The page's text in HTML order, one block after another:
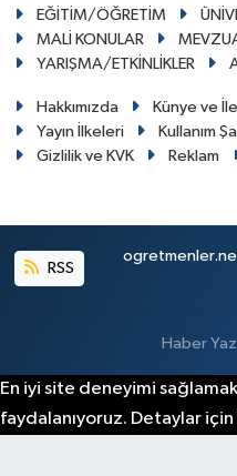
EĞİTİM/ÖĞRETİM
MALİ KONULAR
YARIŞMA/ETKİNLİKLER
Hakkımızda Künye ve
Yayın İlkeleri
Kullanım
Gizlilik ve KVK
Reklam
RSS
Haber
En iyi site deneyimi
faydalanıyoruz. Detaylar için